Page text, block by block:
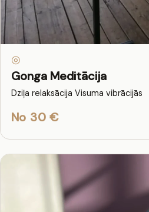
◎
Gonga Meditācija
Dziļa relaksācija Visuma vibrācijās
No 30 €